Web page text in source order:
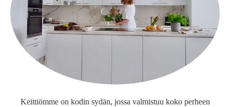
Keittiömme on kodin sydän, jossa valmistuu koko perheen